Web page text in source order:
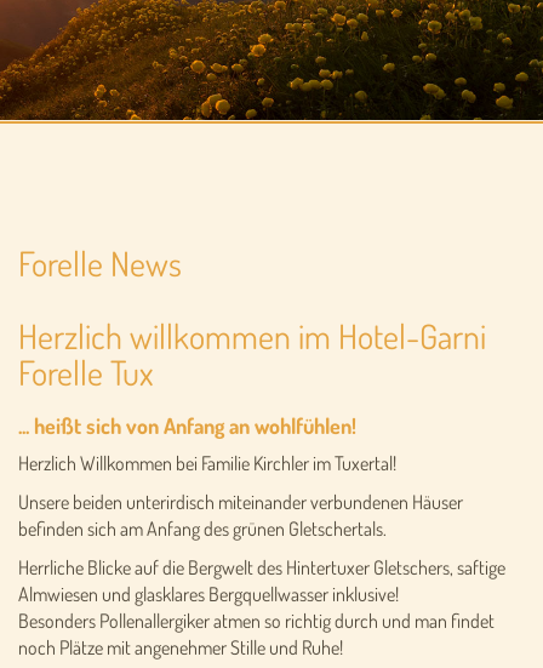
Forelle News
Herzlich willkommen im Hotel-Garni
Forelle Tux
... heißt sich von Anfang an wohlfühlen!
Herzlich Willkommen bei Familie Kirchler im Tuxertal!
Unsere beiden unterirdisch miteinander verbundenen Häuser
befinden sich am Anfang des grünen Gletschertals.
Herrliche Blicke auf die Bergwelt des Hintertuxer Gletschers, saftige
Almwiesen und glasklares Bergquellwasser inklusive!
Besonders Pollenallergiker atmen so richtig durch und man findet
noch Plätze mit angenehmer Stille und Ruhe!